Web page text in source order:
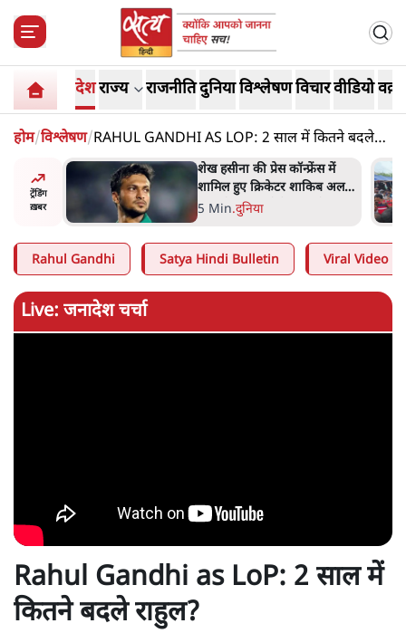
देशराज्य राजनीतिदुनियाविश्लेषणविचारवीडियो
होम/विश्लेषण/RAHUL GANDHI AS LOP: 2 साल में कितने बदले
राहुल?
ट्रेंडिंग
ख़बर
कॉन्फ्रेंस में
शाकिब अल
बम से हमला
झारखंड के आंदोलनकारी छात्रों ने
दबाव बढ़ाया, सीएम हेमंत सोरेन का
इस्तीफा मांगा, 10 को घेरेंगे
4 Min
Rahul Gandhi Satya Hindi Bulletin Viral Video
Live: जनादेश चर्चा
Rahul Gandhi as LoP: 2 साल में
कितने बदले राहुल?